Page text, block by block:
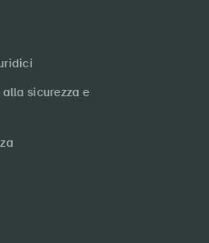
sicurezza e